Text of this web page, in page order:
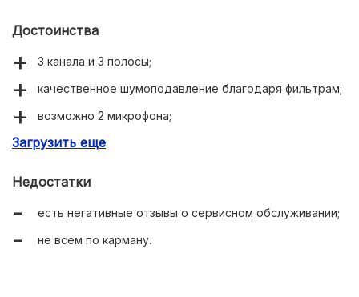
Достоинства
3 канала и 3 полосы;
качественное шумоподавление благодаря фильтрам;
возможно 2 микрофона;
звуковой индикатор разряда батареи;
Загрузить еще
Недостатки
есть негативные отзывы о сервисном обслуживании;
не всем по карману.